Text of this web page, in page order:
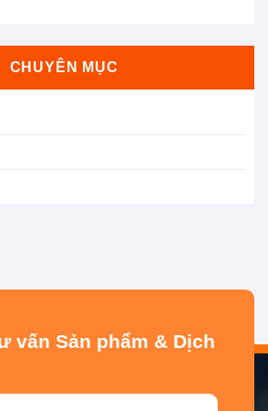
CHUYÊN MỤC
vấn Sản phẩm & Dịch